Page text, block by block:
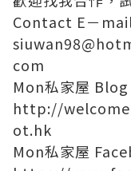
Contact E－mail
com
Mon私家屋
http://
ot.hk
Mon私家屋